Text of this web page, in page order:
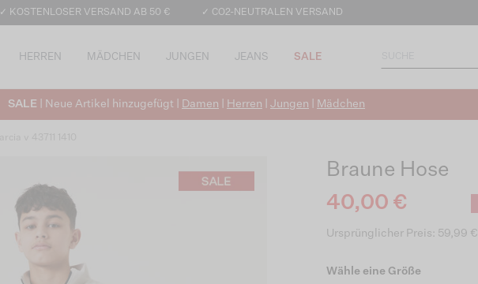
✓ KOSTENLOSER VERSAND AB 50 € ✓ CO2-NEUTRALEN VERSAND
HERREN MÄDCHEN JUNGEN JEANS SALE
SALE | Neue Artikel hinzugefügt | Damen Herren Jungen Mädchen
Braune Hose
40,00 €
Ursprünglicher Preis: 59,99 €
Wähle eine Größe